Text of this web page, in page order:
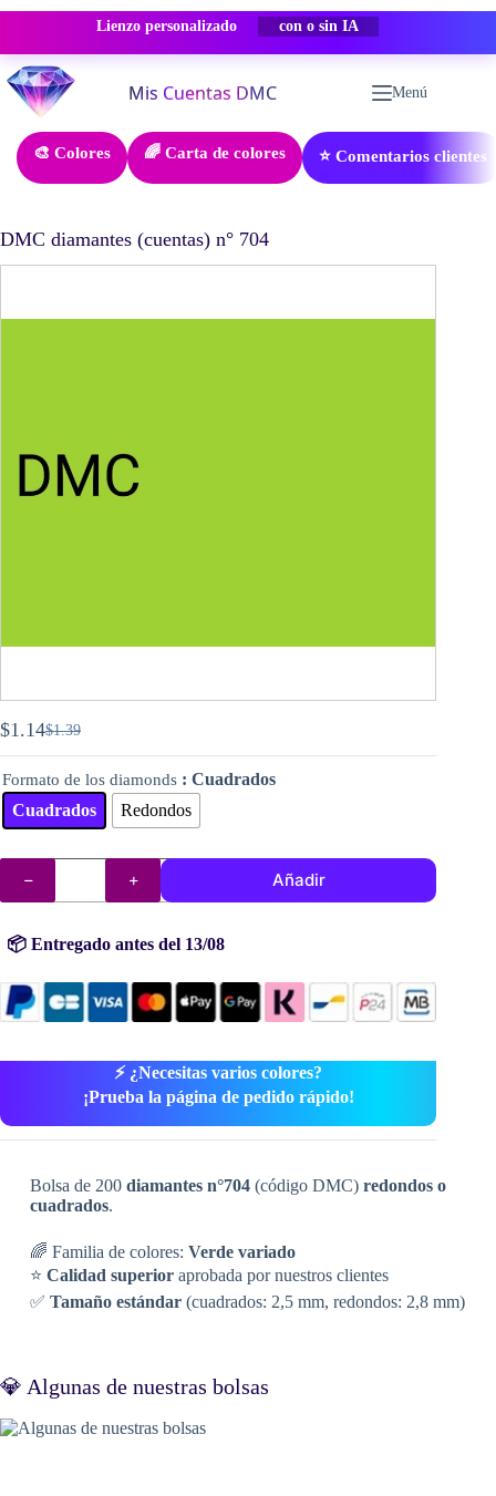
Lienzo personalizado -50% DESCUENTO
Saltar
al
contenido
Menú
🎨 Colores 🌈 Carta de colores ⭐ Comentarios clientes
DMC diamantes (cuentas) n° 704
$1.39
El
precio
original
era:
$1.39.
$1.14El
precio
actual
es:
$1.14.
Formato de los diamonds : Cuadrados
Cuadrados
Redondos
DMC
diamantes
(cuentas)
704
Añadir
📦 Entregado antes del 13/08
⚡ ¿Necesitas varios colores?
¡Prueba la página de pedido rápido!
Bolsa de 200 diamantes n°704(código DMC) redondos o
cuadrados.
🌈 Familia de colores: Verde variado
⭐ Calidad superioraprobada por nuestros clientes
✅ Tamaño estándar(cuadrados: 2,5 mm, redondos: 2,8 mm)
💎 Algunas de nuestras bolsas